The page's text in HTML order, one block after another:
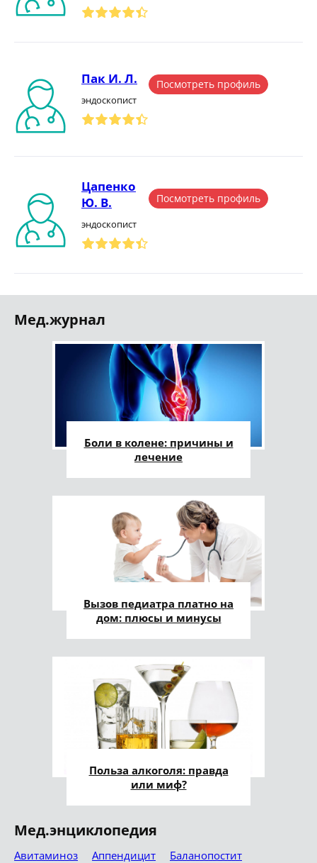
Пак И. Л.
эндоскопист
Посмотреть профиль
Цапенко
Ю. В.
эндоскопист
Посмотреть профиль
Мед.журнал
Боли в колене: причины и
лечение
Вызов педиатра платно на
дом: плюсы и минусы
Польза алкоголя: правда
или миф?
Мед.энциклопедия
Авитаминоз Аппендицит
Баланопостит